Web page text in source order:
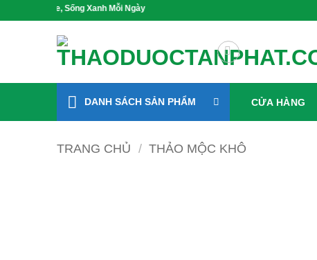
Khỏe, Sống Xanh Mỗi Ngày
DANH SÁCH SẢN PHẨM CỬA HÀNG
TRANG CHỦ / THẢO MỘC KHÔ